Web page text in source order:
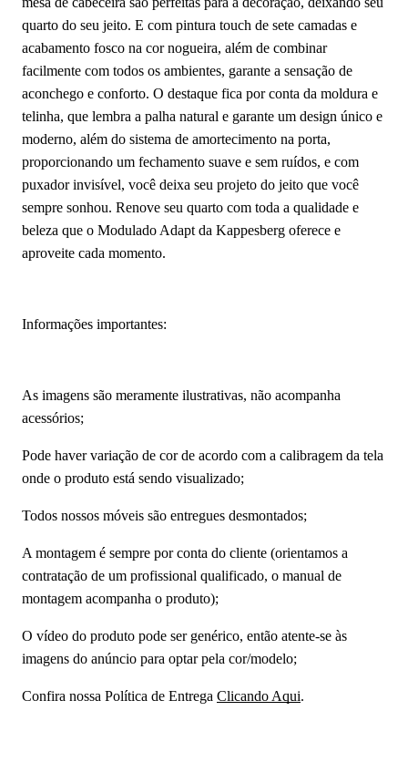
quarto do seu jeito. E com pintura touch de sete camadas e
acabamento fosco na cor nogueira, além de combinar
facilmente com todos os ambientes, garante a sensação de
aconchego e conforto. O destaque fica por conta da moldura e
telinha, que lembra a palha natural e garante um design único e
moderno, além do sistema de amortecimento na porta,
proporcionando um fechamento suave e sem ruídos, e com
puxador invisível, você deixa seu projeto do jeito que você
sempre sonhou. Renove seu quarto com toda a qualidade e
beleza que o Modulado Adapt da Kappesberg oferece e
aproveite cada momento.
Informações importantes:
As imagens são meramente ilustrativas, não acompanha
acessórios;
Pode haver variação de cor de acordo com a calibragem da tela
onde o produto está sendo visualizado;
Todos nossos móveis são entregues desmontados;
A montagem é sempre por conta do cliente (orientamos a
contratação de um profissional qualificado, o manual de
montagem acompanha o produto);
O vídeo do produto pode ser genérico, então atente-se às
imagens do anúncio para optar pela cor/modelo;
Confira nossa Política de Entrega Clicando Aqui.